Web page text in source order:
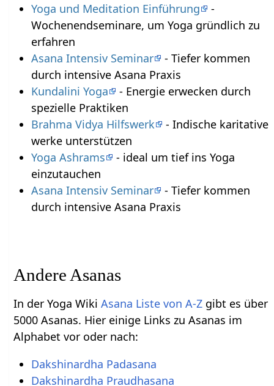
Yoga und Meditation Einführung
-
Wochenendseminare, um Yoga gründlich zu
erfahren
Asana Intensiv Seminar
- Tiefer kommen
durch intensive Asana Praxis
Kundalini Yoga
- Energie erwecken durch
spezielle Praktiken
Brahma Vidya Hilfswerk
- Indische karitative
werke unterstützen
Yoga Ashrams
- ideal um tief ins Yoga
einzutauchen
Asana Intensiv Seminar
- Tiefer kommen
durch intensive Asana Praxis
Andere Asanas
In der Yoga WikiAsana Liste von A-Z gibt es über
5000 Asanas. Hier einige Links zu Asanas im
Alphabet vor oder nach:
Dakshinardha Padasana
Dakshinardha Praudhasana